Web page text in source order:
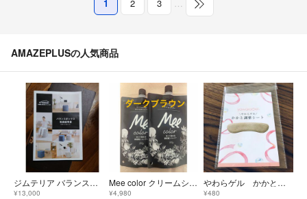
1 2 3 …
AMAZEPLUSの人気商品
ジムテリア バランスボックス ロイヤルグレー
¥13,000
Mee color クリームシャンプー ダークブラウン350g×２袋 ミーカラー
¥4,980
やわらゲル かかと調整シート
¥480